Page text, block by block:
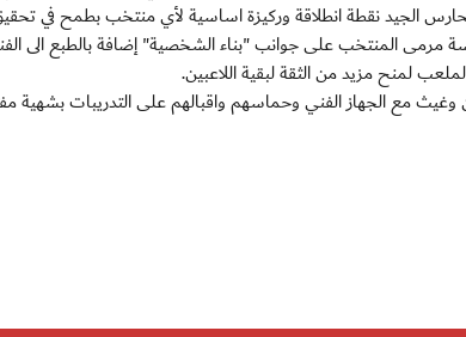
الجيد نقطة انطلاقة وركيزة اساسية لأي منتخب بطمح في
مرمى المنتخب على جوانب "بناء الشخصية" إضافة بالطبع الى
لمنح مزيد من الثقة لبقية اللاعبين.
مع الجهاز الفني وحماسهم واقبالهم على التدريبات بشهية